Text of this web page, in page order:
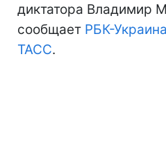
диктатора Владимир
сообщает РБК-Украина
ТАСС.